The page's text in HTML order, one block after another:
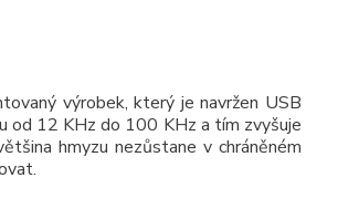
výrobek, který je navržen USB
od 12 KHz do 100 KHz a tím zvyšuje
hmyzu nezůstane v chráněném